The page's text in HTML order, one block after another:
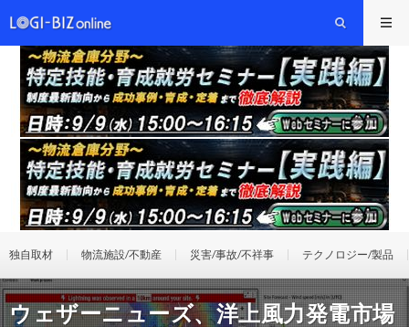
独自取材 物流施設/不動産 災害/事故/不祥事 テクノロジー/製品
ウェザーニューズ、洋上風力発電市場